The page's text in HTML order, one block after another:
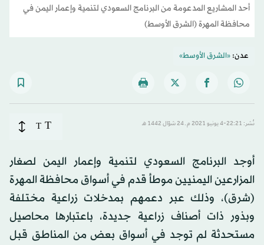
أحد المشاريع المدعومة من البرنامج السعودي لتنمية وإعمار اليمن في
محافظة المهرة (الشرق الأوسط)
عدن:«الشرق الأوسط»
نُشر: 22:21-4 يونيو 2021 م ـ 24 شوّال 1442 هـ T
T
أوجد البرنامج السعودي لتنمية وإعمار اليمن لصغار
المزارعين اليمنيين موطأ قدم في أسواق محافظة المهرة
(شرق)، وذلك عبر دعمهم بمدخلات زراعية مختلفة
وبذور ذات أصناف زراعية جديدة، باعتبارها محاصيل
مستحدثة لم توجد في أسواق بعض من المناطق قبل